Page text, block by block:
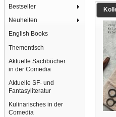
Bestseller
Neuheiten
English Books
Thementisch
Aktuelle Sachbücher
in der Comedia
Aktuelle SF- und
Fantasyliteratur
Kulinarisches in der
Comedia